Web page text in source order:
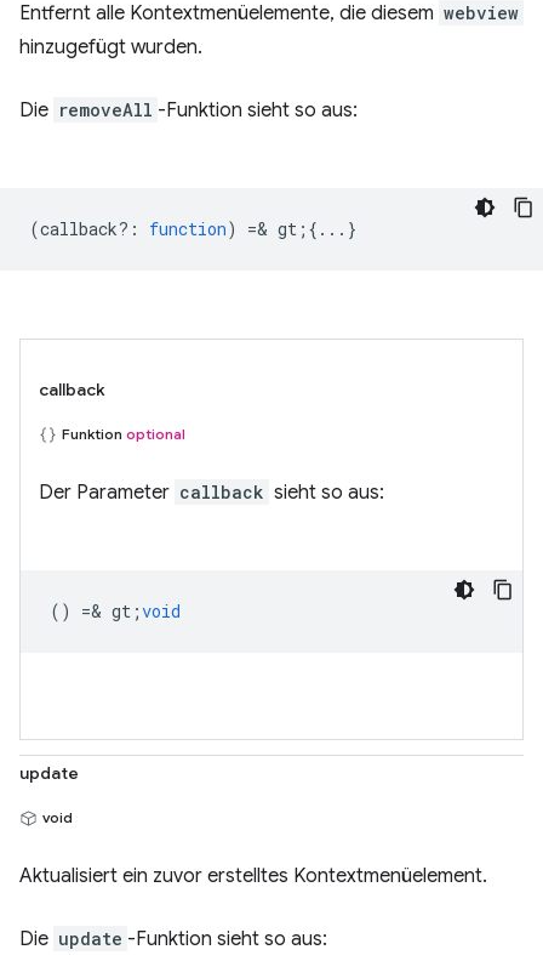
Entfernt alle Kontextmenüelemente, die diesem webview
hinzugefügt wurden.
Die removeAll -Funktion sieht so aus:
(callback? : function) =& gt;{...}
callback
Funktion optional
Der Parameter callback sieht so aus:
() =& gt;void
update
void
Aktualisiert ein zuvor erstelltes Kontextmenüelement.
Die update -Funktion sieht so aus: